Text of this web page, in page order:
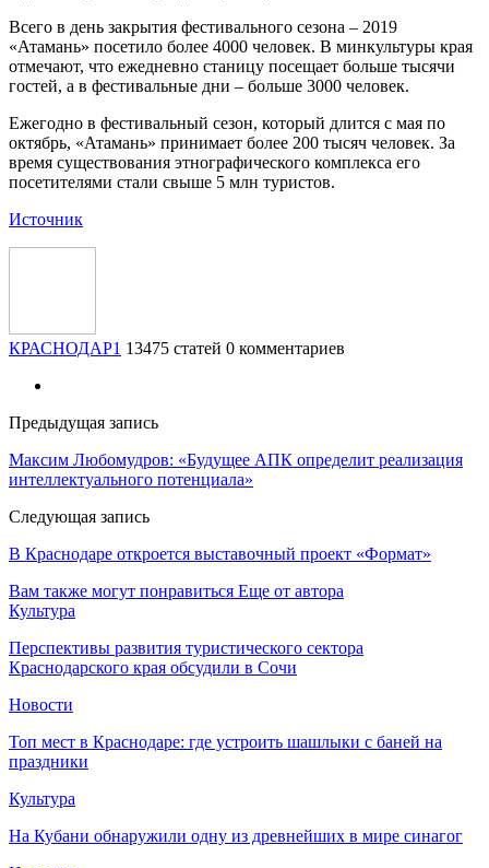
Всего в день закрытия фестивального сезона – 2019
«Атамань» посетило более 4000 человек. В минкультуры края
отмечают, что ежедневно станицу посещает больше тысячи
гостей, а в фестивальные дни – больше 3000 человек.
Ежегодно в фестивальный сезон, который длится с мая по
октябрь, «Атамань» принимает более 200 тысяч человек. За
время существования этнографического комплекса его
посетителями стали свыше 5 млн туристов.
Источник
КРАСНОДАР1 13475 статей 0 комментариев
Предыдущая запись
Максим Любомудров: «Будущее АПК определит реализация
интеллектуального потенциала»
Следующая запись
В Краснодаре откроется выставочный проект «Формат»
Вам также могут понравиться Еще от автора
Культура
Перспективы развития туристического сектора
Краснодарского края обсудили в Сочи
Новости
Топ мест в Краснодаре: где устроить шашлыки с баней на
праздники
Культура
На Кубани обнаружили одну из древнейших в мире синагог